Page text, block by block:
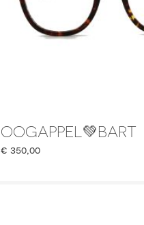
OOGAPPEL💚BART
€ 350,00